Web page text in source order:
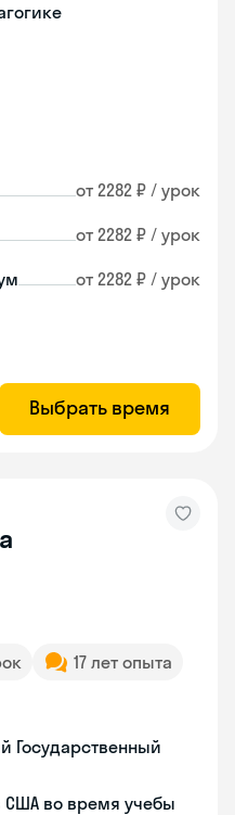
от 2282 ₽ / урок
от 2282 ₽ / урок
от 2282 ₽ / урок
Выбрать время
17 лет опыта
Государственный
США во время учебы